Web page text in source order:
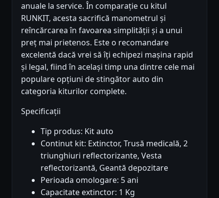
anuale la service. În comparație cu kitul
RUNKIT, acesta sacrifică manometrul și
reîncărcarea în favoarea simplității și a unui
preț mai prietenos. Este o recomandare
excelentă dacă vrei să îți echipezi mașina rapid
și legal, fiind în același timp una dintre cele mai
populare opțiuni de stingător auto din
categoria kiturilor complete.
Specificații
Tip produs: Kit auto
Continut kit: Extinctor, Trusă medicală, 2
triunghiuri reflectorizante, Vesta
reflectorizantă, Geantă depozitare
Perioada omologare: 5 ani
Capacitate extinctor: 1 Kg